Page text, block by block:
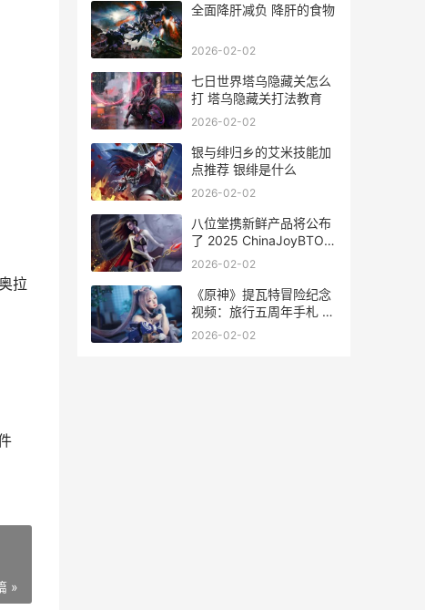
拉
»
全面降肝减负 降肝的食物
2026-02-02
七日世界塔乌隐藏关怎么
打 塔乌隐藏关打法教育
2026-02-02
银与绯归乡的艾米技能加
点推荐 银绯是什么
2026-02-02
八位堂携新鲜产品将公布
了 2025 ChinaJoyBTOC
八位堂怎么样
2026-02-02
《原神》提瓦特冒险纪念
视频：旅行五周年手札 原
神提瓦特七国全景图
2026-02-02